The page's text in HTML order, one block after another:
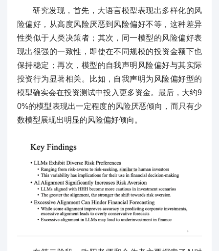
研究发现，首先，大语言模型表现出多样化的风
险偏好，从高度风险厌恶到风险偏好不等，这种差异
性类似于人类决策者；其次，同一模型的风险偏好表
现出很强的一致性，即使在不同规模的投资金额下也
保持稳定；再次，模型的自我声明风险偏好与其实际
投资行为显著相关。比如，自我声明为风险偏好型的
模型确实会在投资测试中投入更多资金。最后，大约9
0%的模型表现出一定程度的风险厌恶倾向，而只有少
数模型展现出明显的风险偏好倾向。